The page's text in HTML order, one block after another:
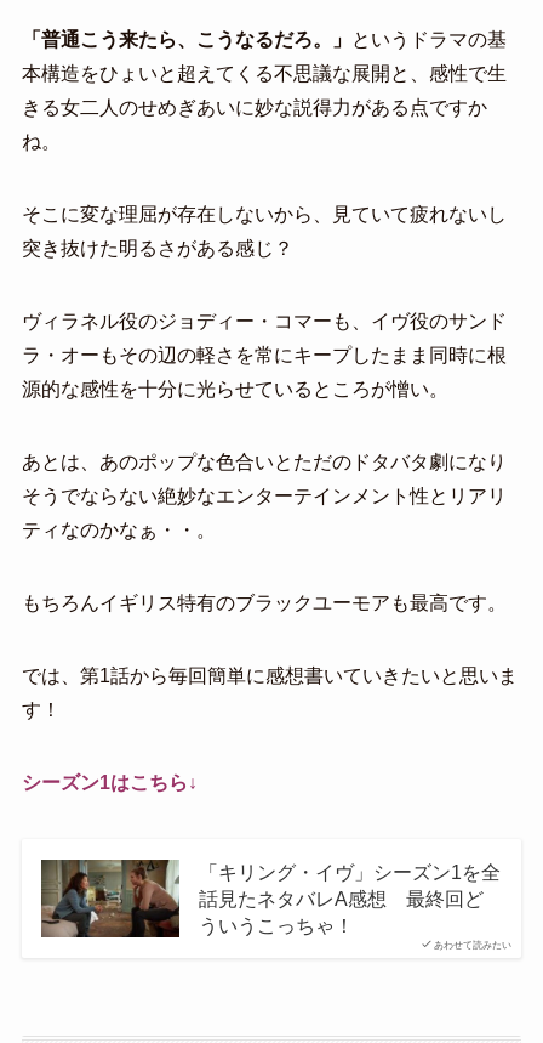
「普通こう来たら、こうなるだろ。」 というドラマの基
本構造をひょいと超えてくる不思議な展開と、感性で生
きる女二人のせめぎあいに妙な説得力がある点ですか
ね。
そこに変な理屈が存在しないから、見ていて疲れないし
突き抜けた明るさがある感じ？
ヴィラネル役のジョディー・コマーも、イヴ役のサンド
ラ・オーもその辺の軽さを常にキープしたまま同時に根
源的な感性を十分に光らせているところが憎い。
あとは、あのポップな色合いとただのドタバタ劇になり
そうでならない絶妙なエンターテインメント性とリアリ
ティなのかなぁ・・。
もちろんイギリス特有のブラックユーモアも最高です。
では、第1話から毎回簡単に感想書いていきたいと思いま
す！
シーズン1はこちら↓
あわせて読みたい
「キリング・イヴ」シーズン1を全
話見たネタバレA感想 最終回ど
ういうこっちゃ！